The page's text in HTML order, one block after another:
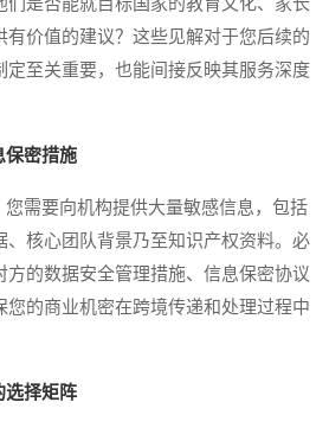
们是否能就目标国家的教育文化、家长
有价值的建议？这些见解对于您后续的
定至关重要，也能间接反映其服务深度
保密措施
需要向机构提供大量敏感信息，包括
、核心团队背景乃至知识产权资料。必
方的数据安全管理措施、信息保密协议
您的商业机密在跨境传递和处理过程中
选择矩阵